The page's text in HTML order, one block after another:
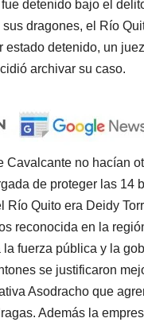
detenido bajo el
dragones, el Río
estado detenido, un
archivar su caso.
Cavalcante no hacían
de proteger las 14
Río Quito era Deidy
reconocida en la
la fuerza pública y la
se justificaron
Asodracho que
Además la